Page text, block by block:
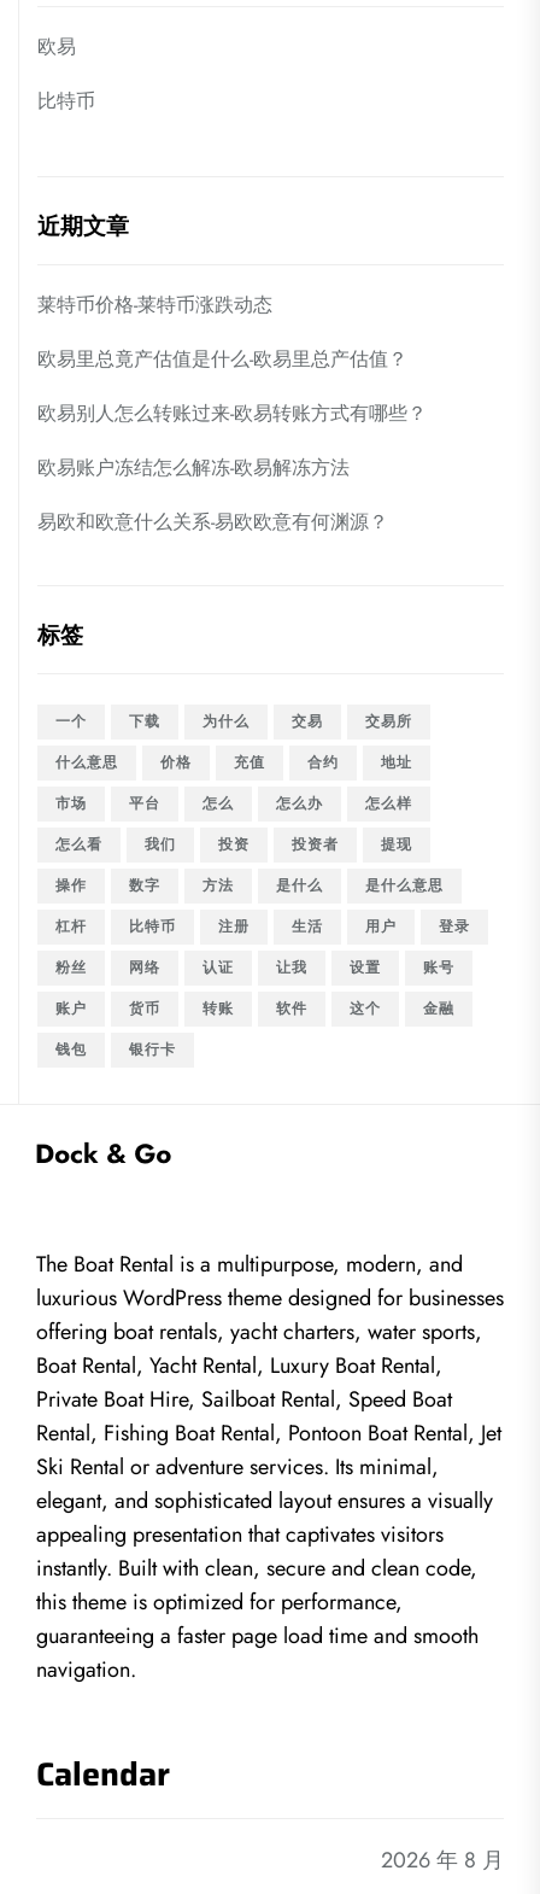
欧易
比特币
近期文章
莱特币价格-莱特币涨跌动态
欧易里总竟产估值是什么-欧易里总产估值？
欧易别人怎么转账过来-欧易转账方式有哪些？
欧易账户冻结怎么解冻-欧易解冻方法
易欧和欧意什么关系-易欧欧意有何渊源？
标签
一个 下载 为什么 交易
交易所
什么意思
价格 充值 合约
地址
市场
平台 怎么 怎么办
怎么样
怎么看
我们 投资 投资者
提现
操作
数字 方法 是什么
是什么意思
杠杆
比特币 注册 生活 用户
登录
粉丝
网络 认证 让我 设置
账号
账户
货币 转账 软件 这个
金融
钱包
银行卡
The Boat Rental is a multipurpose, modern, and
luxurious WordPress theme designed for businesses
offering boat rentals, yacht charters, water sports,
Boat Rental, Yacht Rental, Luxury Boat Rental,
Private Boat Hire, Sailboat Rental, Speed Boat
Rental, Fishing Boat Rental, Pontoon Boat Rental, Jet
Ski Rental or adventure services. Its minimal,
elegant, and sophisticated layout ensures a visually
appealing presentation that captivates visitors
instantly. Built with clean, secure and clean code,
this theme is optimized for performance,
guaranteeing a faster page load time and smooth
navigation.
Calendar
2026 年 8 月